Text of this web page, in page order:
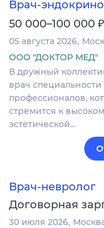
Врач-
50 000–100 000 ₽
05 августа 2026
ООО "ДОКТОР МЕД"
В дружный
врач
профессионалов,
стремится к
эстетической…
Врач-невролог
Договорная
30 июля 2026